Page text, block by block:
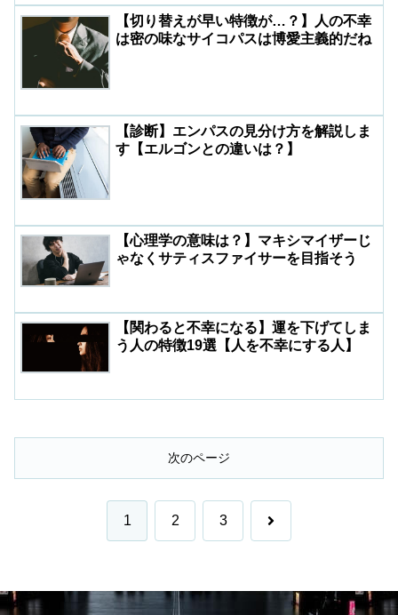
【切り替えが早い特徴が…？】人の不幸
は密の味なサイコパスは博愛主義的だね
【診断】エンパスの見分け方を解説しま
す【エルゴンとの違いは？】
【心理学の意味は？】マキシマイザーじ
ゃなくサティスファイサーを目指そう
【関わると不幸になる】運を下げてしま
う人の特徴19選【人を不幸にする人】
次のページ
1 2 3 次